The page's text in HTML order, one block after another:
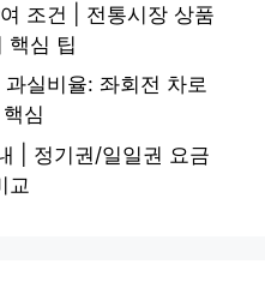
조건 | 전통시장 상품
핵심 팁
실비율: 좌회전 차로
심
| 정기권/일일권 요금
교